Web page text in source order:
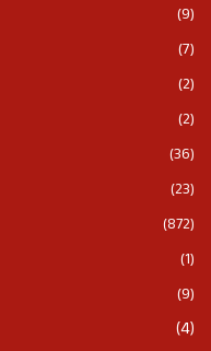
(9)
(7)
(2)
(2)
(36)
(23)
(872)
(1)
(9)
(4)